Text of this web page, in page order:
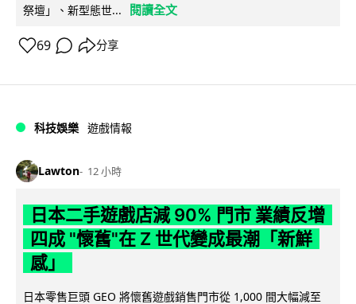
祭壇」、新型態世...
閱讀全文
69 分享
科技娛樂 遊戲情報
Lawton 12 小時
日本二手遊戲店減 90% 門市 業績反增
四成 "懷舊"在 Z 世代變成最潮「新鮮
感」
日本零售巨頭 GEO 將懷舊遊戲銷售門市從 1,000 間大幅減至